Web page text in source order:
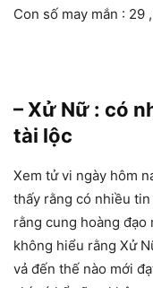
Con số may mắn : 29
– Xử Nữ : có
tài lộc
Xem tử vi ngày hôm
thấy rằng có nhiều
rằng cung hoàng đạo
không hiểu rằng Xử
vả đến thế nào mới